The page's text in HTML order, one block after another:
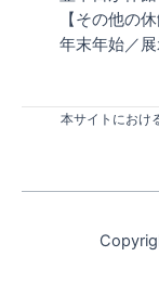
【その他の休
年末年始／
本サイトにおけ